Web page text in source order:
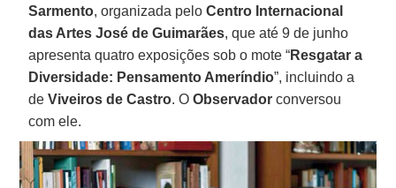
Sarmento, organizada peloCentro Internacional
das Artes José de Guimarães, que até 9 de junho
apresenta quatro exposições sob o mote “Resgatar a
Diversidade: Pensamento Ameríndio”, incluindo a
deViveiros de Castro. OObservador conversou
com ele.